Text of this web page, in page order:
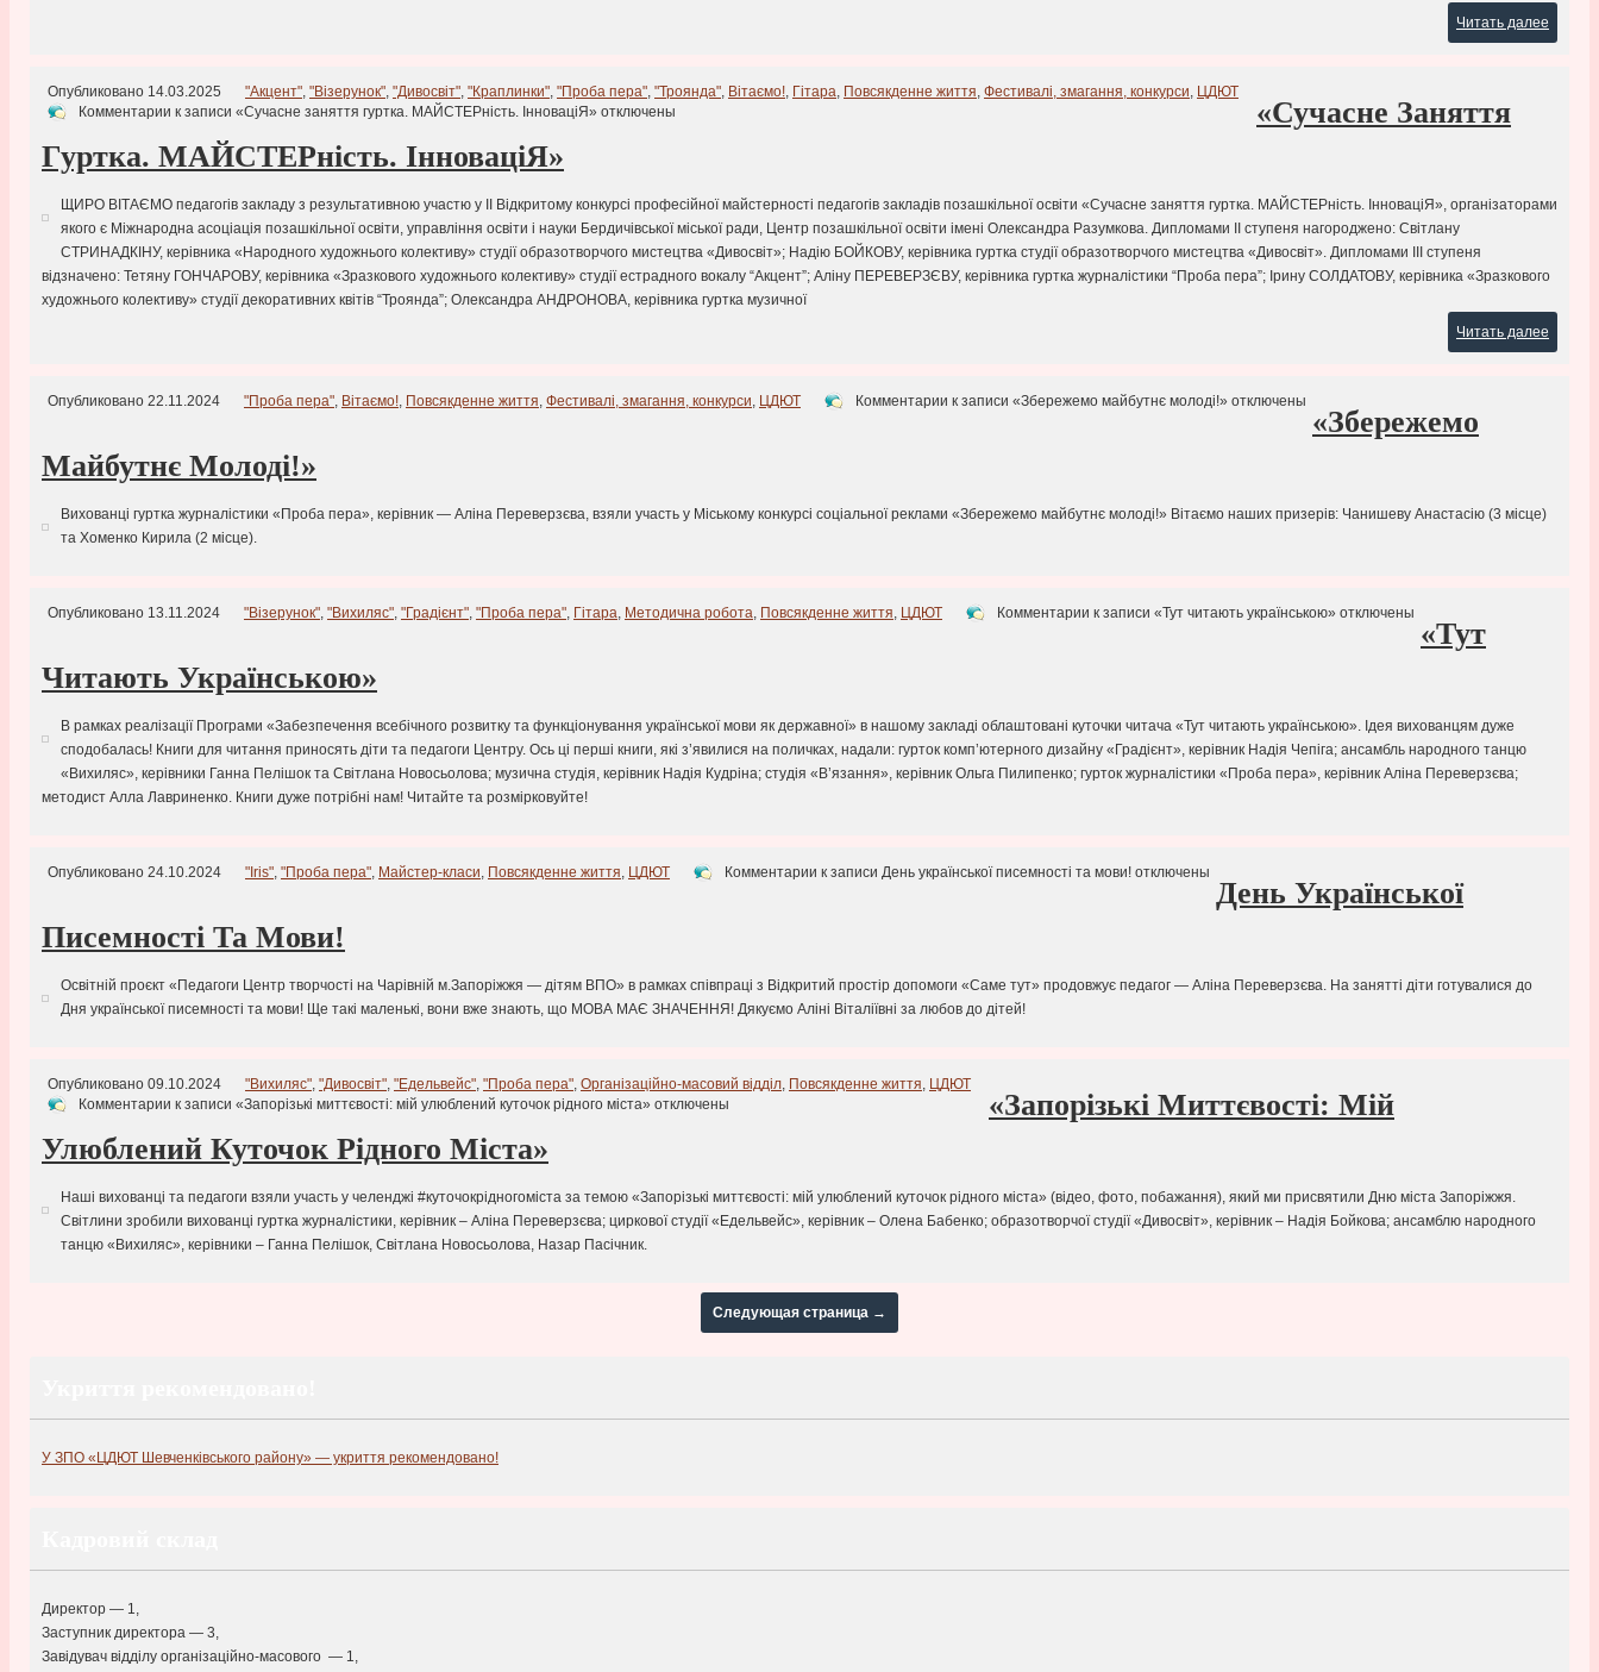
Читать далее
Опубликовано 14.03.2025 "Акцент", "Візерунок", "Дивосвіт", "Краплинки", "Проба пера", "Троянда", Вітаємо!, Гітара, Повсякденне життя, Фестивалі, змагання, конкурси, ЦДЮТ
Комментарии к записи «Сучасне заняття гуртка. МАЙСТЕРність. ІнноваціЯ» отключены
«Сучасне Заняття
Гуртка. МАЙСТЕРність. ІнноваціЯ»
ЩИРО ВІТАЄМО педагогів закладу з результативною участю у ІІ Відкритому конкурсі професійної майстерності педагогів закладів позашкільної освіти «Сучасне заняття гуртка. МАЙСТЕРність. ІнноваціЯ», організаторами
якого є Міжнародна асоціація позашкільної освіти, управління освіти і науки Бердичівської міської ради, Центр позашкільної освіти імені Олександра Разумкова. Дипломами ІІ ступеня нагороджено: Світлану
СТРИНАДКІНУ, керівника «Народного художнього колективу» студії образотворчого мистецтва «Дивосвіт»; Надію БОЙКОВУ, керівника гуртка студії образотворчого мистецтва «Дивосвіт». Дипломами ІІІ ступеня
відзначено: Тетяну ГОНЧАРОВУ, керівника «Зразкового художнього колективу» студії естрадного вокалу “Акцент”; Аліну ПЕРЕВЕРЗЄВУ, керівника гуртка журналістики “Проба пера”; Ірину СОЛДАТОВУ, керівника «Зразкового
художнього колективу» студії декоративних квітів “Троянда”; Олександра АНДРОНОВА, керівника гуртка музичної
Читать далее
Опубликовано 22.11.2024 "Проба пера", Вітаємо!, Повсякденне життя, Фестивалі, змагання, конкурси, ЦДЮТ Комментарии к записи «Збережемо майбутнє молоді!» отключены
«Збережемо
Майбутнє Молоді!»
Вихованці гуртка журналістики «Проба пера», керівник — Аліна Переверзєва, взяли участь у Міському конкурсі соціальної реклами «Збережемо майбутнє молоді!» Вітаємо наших призерів: Чанишеву Анастасію (3 місце)
та Хоменко Кирила (2 місце).
Опубликовано 13.11.2024 "Візерунок", "Вихиляс", "Градієнт", "Проба пера", Гітара, Методична робота, Повсякденне життя, ЦДЮТ Комментарии к записи «Тут читають українською» отключены
«Тут
Читають Українською»
В рамках реалізації Програми «Забезпечення всебічного розвитку та функціонування української мови як державної» в нашому закладі облаштовані куточки читача «Тут читають українською». Ідея вихованцям дуже
сподобалась! Книги для читання приносять діти та педагоги Центру. Ось ці перші книги, які з’явилися на поличках, надали: гурток комп’ютерного дизайну «Градієнт», керівник Надія Чепіга; ансамбль народного танцю
«Вихиляс», керівники Ганна Пелішок та Світлана Новосьолова; музична студія, керівник Надія Кудріна; студія «В’язання», керівник Ольга Пилипенко; гурток журналістики «Проба пера», керівник Аліна Переверзєва;
методист Алла Лавриненко. Книги дуже потрібні нам! Читайте та розмірковуйте!
Опубликовано 24.10.2024 "Iris", "Проба пера", Майстер-класи, Повсякденне життя, ЦДЮТ Комментарии к записи День української писемності та мови! отключены
День Української
Писемності Та Мови!
Освітній проєкт «Педагоги Центр творчості на Чарівній м.Запоріжжя — дітям ВПО» в рамках співпраці з Відкритий простір допомоги «Саме тут» продовжує педагог — Аліна Переверзєва. На занятті діти готувалися до
Дня української писемності та мови! Ще такі маленькі, вони вже знають, що МОВА МАЄ ЗНАЧЕННЯ! Дякуємо Аліні Віталіївні за любов до дітей!
Опубликовано 09.10.2024 "Вихиляс", "Дивосвіт", "Едельвейс", "Проба пера", Організаційно-масовий відділ, Повсякденне життя, ЦДЮТ
Комментарии к записи «Запорізькі миттєвості: мій улюблений куточок рідного міста» отключены
«Запорізькі Миттєвості: Мій
Улюблений Куточок Рідного Міста»
Наші вихованці та педагоги взяли участь у челенджі #куточокрідногоміста за темою «Запорізькі миттєвості: мій улюблений куточок рідного міста» (відео, фото, побажання), який ми присвятили Дню міста Запоріжжя.
Світлини зробили вихованці гуртка журналістики, керівник – Аліна Переверзєва; циркової студії «Едельвейс», керівник – Олена Бабенко; образотворчої студії «Дивосвіт», керівник – Надія Бойкова; ансамблю народного
танцю «Вихиляс», керівники – Ганна Пелішок, Світлана Новосьолова, Назар Пасічник.
Следующая страница →
У ЗПО «ЦДЮТ Шевченківського району» — укриття рекомендовано!
Директор — 1,
Заступник директора — 3,
Завідувач відділу організаційно-масового — 1,